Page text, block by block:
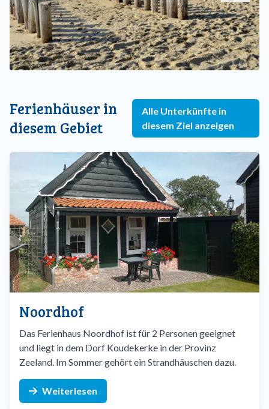
Ferienhäuser in
diesem Gebiet
Alle Unterkünfte in
diesem Ziel anzeigen
Noordhof
Das Ferienhaus Noordhof ist für 2 Personen geeignet
und liegt in dem Dorf Koudekerke in der Provinz
Zeeland. Im Sommer gehört ein Strandhäuschen dazu.
Weiterlesen